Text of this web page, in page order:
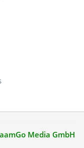
Media GmbH